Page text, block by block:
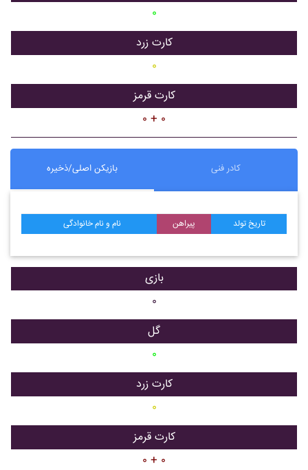
۰
کارت زرد
۰
کارت قرمز
۰ + ۰
بازیکن اصلی/ذخیره کادر فنی
نام و نام خانوادگی پیراهن تاریخ تولد
بازی
۰
گل
۰
کارت زرد
۰
کارت قرمز
۰ + ۰